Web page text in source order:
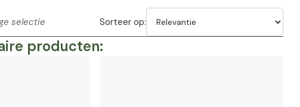
selectie Sorteer op:
producten: